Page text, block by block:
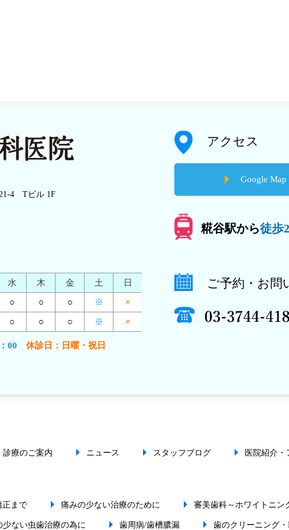
21-4 Tビル 1F
水 木 金 土 日
○ ○ ○ ※ ×
○ ○ ○ ※ ×
00 休診日：日曜・祝日
アクセス
Google Map
糀谷駅から徒歩
ご予約・お問
診療のご案内 ニュース スタッフブログ 医院紹介・
正まで 痛みの少ない治療のために 審美歯科～ホワイトニン
少ない虫歯治療の為に 歯周病/歯槽膿漏 歯のクリーニング